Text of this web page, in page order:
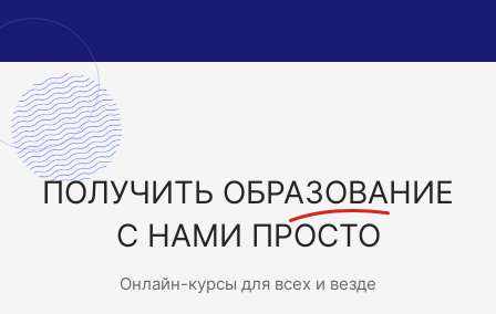
ПОЛУЧИТЬ ОБРАЗОВАНИЕ
С НАМИ ПРОСТО
Онлайн-курсы для всех и везде